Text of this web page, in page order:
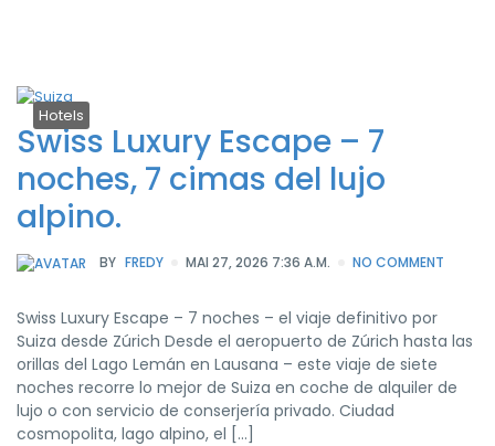
Hotels
Swiss Luxury Escape – 7
noches, 7 cimas del lujo
alpino.
BY FREDY MAI 27, 2026 7:36 A.M. NO COMMENT
Swiss Luxury Escape – 7 noches – el viaje definitivo por
Suiza desde Zúrich Desde el aeropuerto de Zúrich hasta las
orillas del Lago Lemán en Lausana – este viaje de siete
noches recorre lo mejor de Suiza en coche de alquiler de
lujo o con servicio de conserjería privado. Ciudad
cosmopolita, lago alpino, el […]